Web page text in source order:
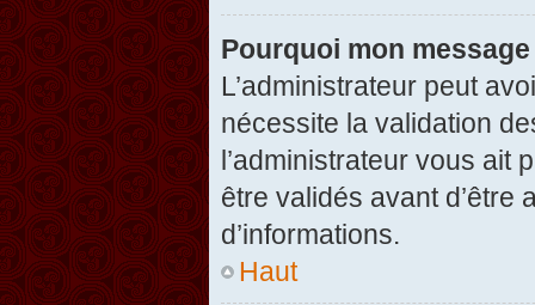
Pourquoi mon
L’administrateur peut
nécessite la validation
l’administrateur vous ait
être validés avant d’être
d’informations.
Haut